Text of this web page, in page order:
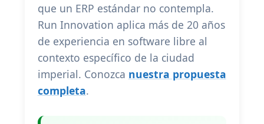
que un ERP estándar no contempla.
Run Innovation aplica más de 20 años
de experiencia en software libre al
contexto específico de la ciudad
imperial. Conozca nuestra propuesta
completa.